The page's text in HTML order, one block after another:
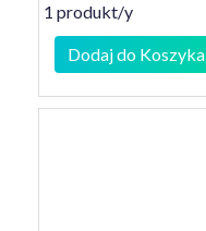
1 produkt/y
Dodaj do Koszyka